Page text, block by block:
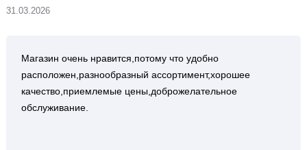
31.03.2026
Магазин очень нравится,потому что удобно
расположен,разнообразный ассортимент,хорошее
качество,приемлемые цены,доброжелательное
обслуживание.